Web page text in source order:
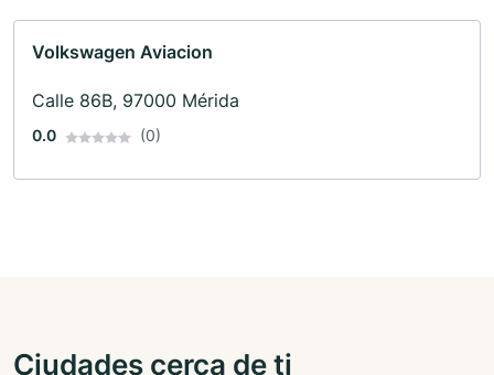
Volkswagen Aviacion
Calle 86B, 97000 Mérida
0.0 (0)
Ciudades cerca de ti